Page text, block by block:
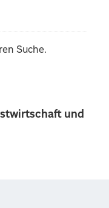
und
Suche.